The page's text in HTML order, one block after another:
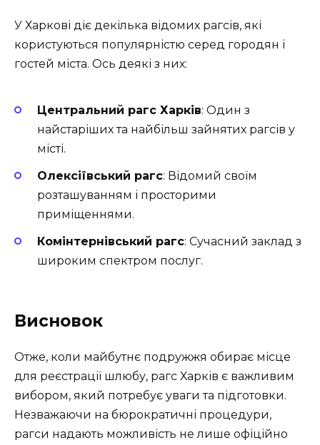
У Харкові діє декілька відомих рагсів, які
користуються популярністю серед городян і
гостей міста. Ось деякі з них:
Центральний рагс Харків: Один з
найстаріших та найбільш зайнятих рагсів у
місті.
Олексіївський рагс: Відомий своїм
розташуванням і просторими
приміщеннями.
Комінтернівський рагс: Сучасний заклад з
широким спектром послуг.
Висновок
Отже, коли майбутнє подружжя обирає місце
для реєстрації шлюбу, рагс Харків є важливим
вибором, який потребує уваги та підготовки.
Незважаючи на бюрократичні процедури,
рагси надають можливість не лише офіційно